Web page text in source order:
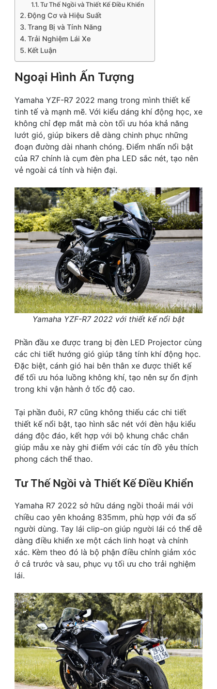
Tư Thế Ngồi và Thiết Kế Điều Khiển
Động Cơ và Hiệu Suất
Trang Bị và Tính Năng
Trải Nghiệm Lái Xe
Kết Luận
Ngoại Hình Ấn Tượng
Yamaha YZF-R7 2022 mang trong mình thiết kế
tinh tế và mạnh mẽ. Với kiểu dáng khí động học, xe
không chỉ đẹp mắt mà còn tối ưu hóa khả năng
lướt gió, giúp bikers dễ dàng chinh phục những
đoạn đường dài nhanh chóng. Điểm nhấn nổi bật
của R7 chính là cụm đèn pha LED sắc nét, tạo nên
vẻ ngoài cá tính và hiện đại.
Yamaha YZF-R7 2022 với thiết kế nổi bật
Phần đầu xe được trang bị đèn LED Projector cùng
các chi tiết hướng gió giúp tăng tính khí động học.
Đặc biệt, cánh gió hai bên thân xe được thiết kế
để tối ưu hóa luồng không khí, tạo nên sự ổn định
trong khi vận hành ở tốc độ cao.
Tại phần đuôi, R7 cũng không thiếu các chi tiết
thiết kế nổi bật, tạo hình sắc nét với đèn hậu kiểu
dáng độc đáo, kết hợp với bộ khung chắc chắn
giúp mẫu xe này ghi điểm với các tín đồ yêu thích
phong cách thể thao.
Tư Thế Ngồi và Thiết Kế Điều Khiển
Yamaha R7 2022 sở hữu dáng ngồi thoải mái với
chiều cao yên khoảng 835mm, phù hợp với đa số
người dùng. Tay lái clip-on giúp người lái có thể dễ
dàng điều khiển xe một cách linh hoạt và chính
xác. Kèm theo đó là bộ phận điều chỉnh giảm xóc
ở cả trước và sau, phục vụ tối ưu cho trải nghiệm
lái.